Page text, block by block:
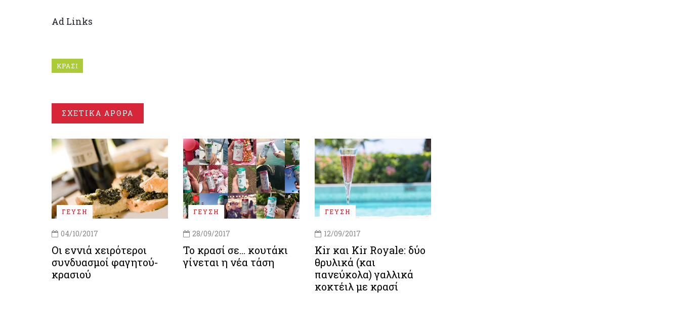
Ad Links
ΚΡΑΣΙ
ΣΧΕΤΙΚΑ ΑΡΘΡΑ
ΓΕΥΣΗ
04/10/2017
Οι εννιά χειρότεροι
συνδυασμοί φαγητού-
κρασιού
ΓΕΥΣΗ
28/09/2017
Το κρασί σε… κουτάκι
γίνεται η νέα τάση
ΓΕΥΣΗ
12/09/2017
Kir και Kir Royale: δύο
θρυλικά (και
πανεύκολα) γαλλικά
κοκτέιλ με κρασί